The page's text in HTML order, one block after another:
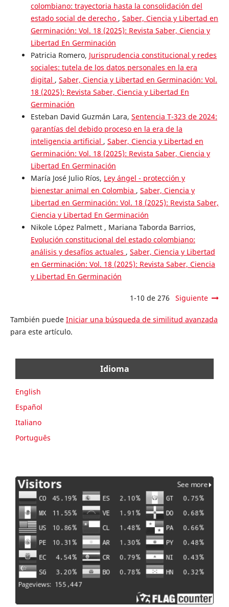
colombiano: trayectoria hasta la consolidación del
estado social de derecho , Saber, Ciencia y Libertad en
Germinación: Vol. 18 (2025): Revista Saber, Ciencia y
Libertad En Germinación
Patricia Romero, Jurisprudencia constitucional y redes
sociales: tutela de los datos personales en la era
digital , Saber, Ciencia y Libertad en Germinación: Vol.
18 (2025): Revista Saber, Ciencia y Libertad En
Germinación
Esteban David Guzmán Lara, Sentencia T-323 de 2024:
garantías del debido proceso en la era de la
inteligencia artificial , Saber, Ciencia y Libertad en
Germinación: Vol. 18 (2025): Revista Saber, Ciencia y
Libertad En Germinación
María José Julio Ríos, Ley ángel - protección y
bienestar animal en Colombia , Saber, Ciencia y
Libertad en Germinación: Vol. 18 (2025): Revista Saber,
Ciencia y Libertad En Germinación
Nikole López Palmett , Mariana Taborda Barrios,
Evolución constitucional del estado colombiano:
análisis y desafíos actuales , Saber, Ciencia y Libertad
en Germinación: Vol. 18 (2025): Revista Saber, Ciencia
y Libertad En Germinación
1-10 de 276 Siguiente
También puede Iniciar una búsqueda de similitud avanzada
para este artículo.
Idioma
English
Español
Italiano
Português